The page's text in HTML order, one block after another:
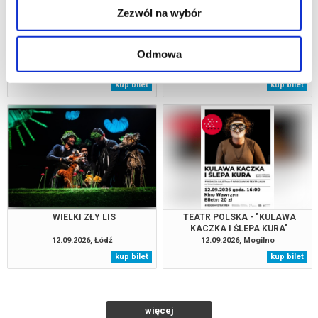
Zezwól na wybór
Odmowa
12.09.2026, Lublin
kup bilet
12.09.2026, Warszawa
kup bilet
WIELKI ZŁY LIS
12.09.2026, Łódź
kup bilet
TEATR POLSKA - "KULAWA
KACZKA I ŚLEPA KURA"
12.09.2026, Mogilno
kup bilet
więcej